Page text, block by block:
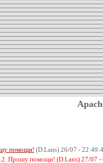
помощи! (D.Lans) 26/07 -
Прошу помощи! (D.Lans) 27/07